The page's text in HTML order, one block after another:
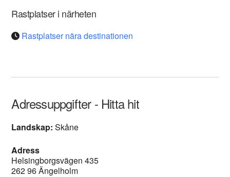
Rastplatser i närheten
Rastplatser nära destinationen
Adressuppgifter - Hitta hit
Landskap:Skåne
Adress
Helsingborgsvägen 435
262 96 Ängelholm